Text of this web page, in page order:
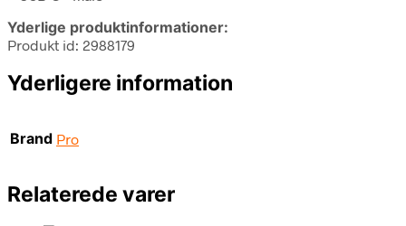
Yderlige produktinformationer:
Produkt id: 2988179
Yderligere information
Brand Pro
Relaterede varer